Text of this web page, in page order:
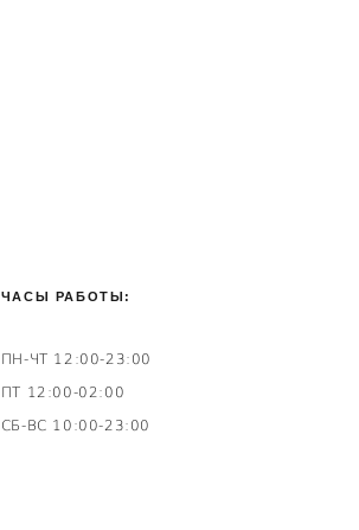
ЧАСЫ РАБОТЫ:
ПН-ЧТ 12:00-23:00
ПТ 12:00-02:00
СБ-ВС 10:00-23:00